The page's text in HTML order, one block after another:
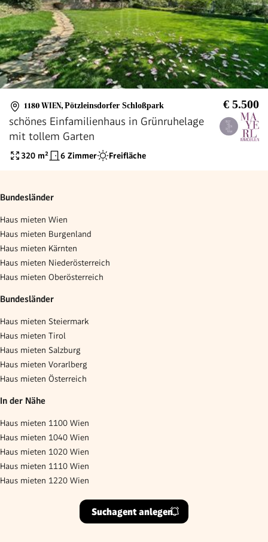
1180 WIEN, Pötzleinsdorfer Schloßpark € 5.500
schönes Einfamilienhaus in Grünruhelage
mit tollem Garten
320 m² 6 Zimmer Freifläche
Bundesländer
Haus mieten Wien
Haus mieten Burgenland
Haus mieten Kärnten
Haus mieten Niederösterreich
Haus mieten Oberösterreich
Bundesländer
Haus mieten Steiermark
Haus mieten Tirol
Haus mieten Salzburg
Haus mieten Vorarlberg
Haus mieten Österreich
In der Nähe
Haus mieten 1100 Wien
Haus mieten 1040 Wien
Haus mieten 1020 Wien
Haus mieten 1110 Wien
Haus mieten 1220 Wien
Suchagent anlegen